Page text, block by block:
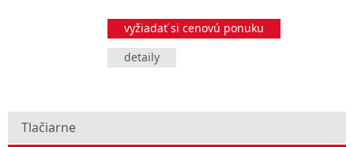
vyžiadať si cenovú ponuku
detaily
Tlačiarne